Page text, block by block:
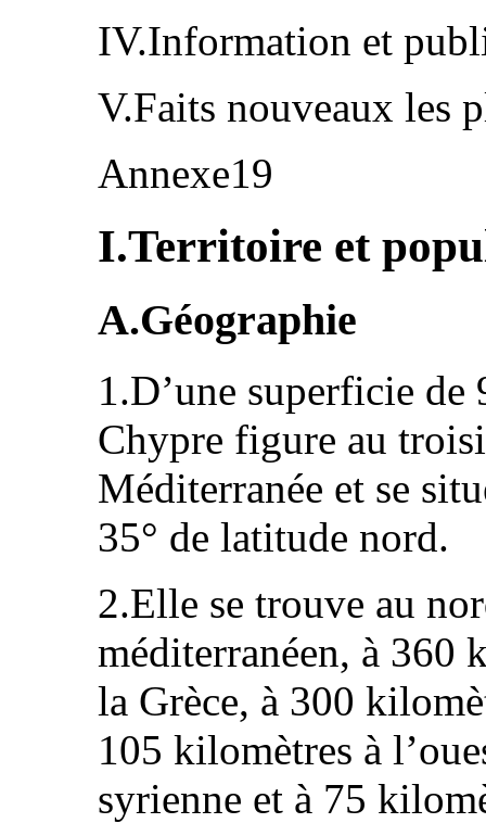
IV.Information et
V.Faits nouveaux les
Annexe19
I.Territoire et
A.Géographie
1.D’une superficie
Chypre figure au
Méditerranée et se
35° de latitude nord.
2.Elle se trouve au
méditerranéen, à 360
la Grèce, à 300
105 kilomètres à
syrienne et à 75